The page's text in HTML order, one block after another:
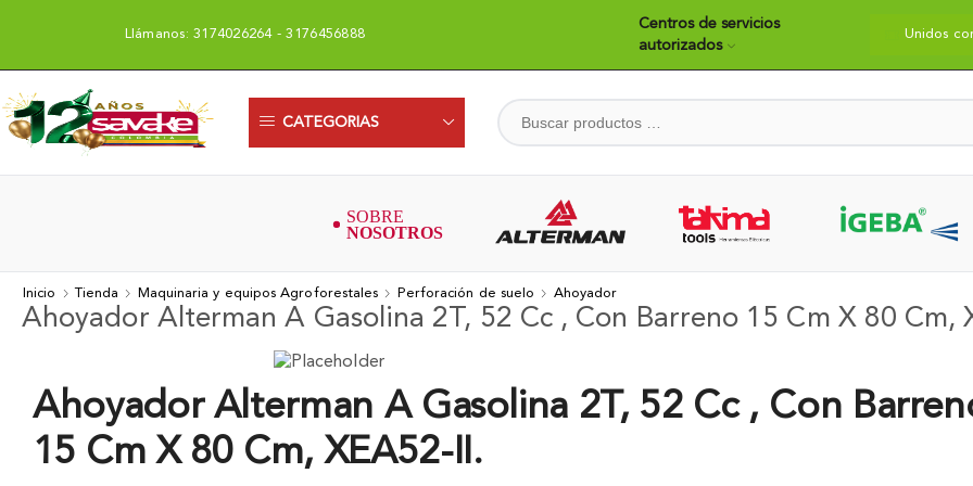
Llámanos: 3174026264 - 3176456888
Centros de servicios
autorizados
Unidos
CATEGORIAS
Inicio Tienda Maquinaria y equipos Agroforestales Perforación de suelo Ahoyador
Ahoyador Alterman A Gasolina 2T, 52 Cc , Con Barreno 15 Cm X 80 Cm,
Ahoyador Alterman A Gasolina 2T, 52 Cc , Con
15 Cm X 80 Cm, XEA52-II.